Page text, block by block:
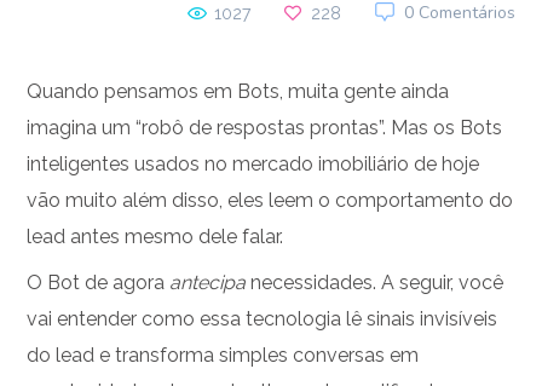
0 Comentários
1027 228
Quando pensamos em Bots, muita gente ainda
imagina um “robô de respostas prontas”. Mas os Bots
inteligentes usados no mercado imobiliário de hoje
vão muito além disso, eles leem o comportamento do
lead antes mesmo dele falar.
O Bot de agora antecipa necessidades.A seguir, você
vai entender como essa tecnologia lê sinais invisíveis
do lead e transforma simples conversas em